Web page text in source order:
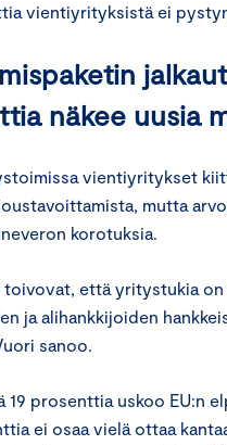
vientiyrityksistä ei
näkee uusia
vientiyritykset
mutta
korotuksia.
että yritystukia
ja alihankkijoiden
sanoo.
prosenttia uskoo EU:n
ei osaa vielä ottaa